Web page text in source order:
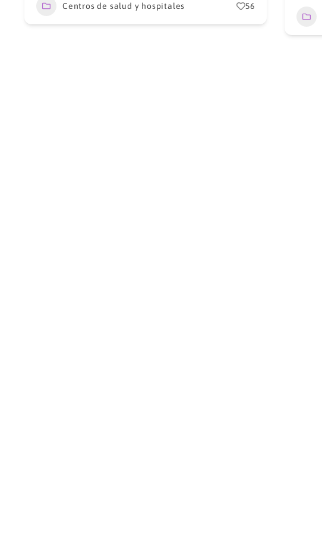
Centros de salud y hospitales 56